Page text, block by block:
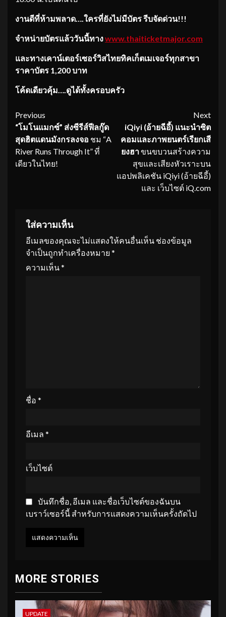
งานดีที่ห้ามพลาด….ใครที่ยังไม่มีบัตร รีบจัดด่วน!!!
จำหน่ายบัตรแล้ววันนี้ทางwww.thaiticketmajor.com
และทางเคาน์เตอร์เซอร์วิสไทยทิคเก็ตเมเจอร์ทุกสาขา
ราคาบัตร 1,200บาท
โค้ดเดียวคุ้ม….ดูได้ทั้งครอบครัว
Continue
Reading
Previous
“โมโนแมกซ์” ส่งซีรีส์ฟีลกู๊ด
สุดฮิตแดนมังกรลงจอ ชม “A
River Runs Through It” ที่
เดียวในไทย!
Next
iQiyi (อ้ายฉีอี้) แนะนำซิต
คอมและภาพยนตร์เรียกเสี
ยงฮาขนขบวนสร้างความ
สุขและเสียงหัวเราะบน
แอปพลิเคชัน iQiyi (อ้ายฉีอี้)
และ เว็บไซต์ iQ.com
ใส่ความเห็น
อีเมลของคุณจะไม่แสดงให้คนอื่นเห็น ช่องข้อมูล
จำเป็นถูกทำเครื่องหมาย *
ความเห็น*
ชื่อ *
อีเมล *
เว็บไซต์
บันทึกชื่อ, อีเมล และชื่อเว็บไซต์ของฉันบน
เบราว์เซอร์นี้ สำหรับการแสดงความเห็นครั้งถัดไป
MORE STORIES
UPDATE